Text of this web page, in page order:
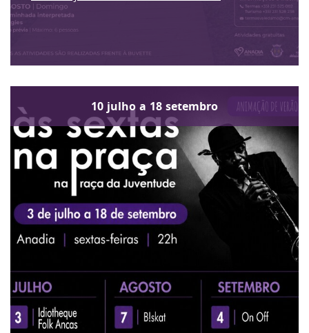
10 julho a 18 setembro